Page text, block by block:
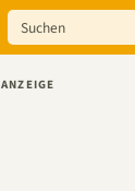
ANZEIGE